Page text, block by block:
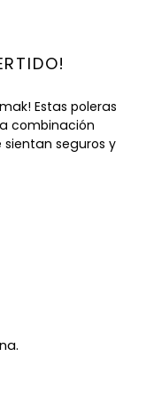
Estas poleras
combinación
seguros y